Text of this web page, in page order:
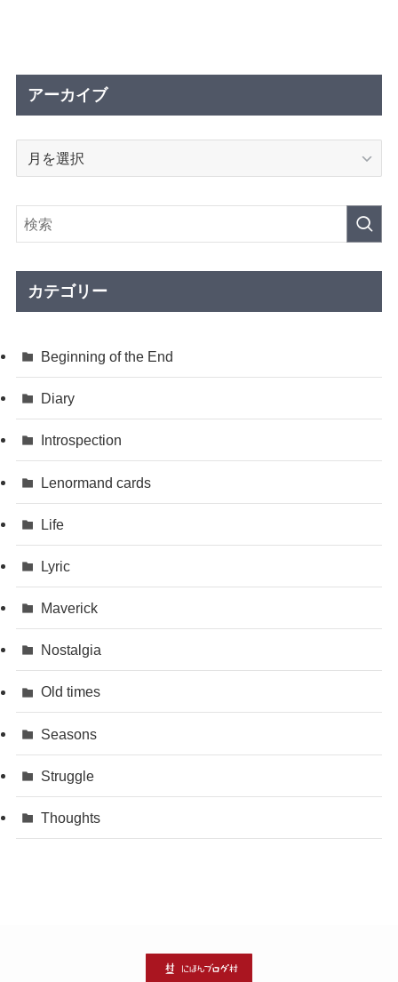
アーカイブ
イ
ブ
カテゴリー
Beginning of the End
Diary
Introspection
Lenormand cards
Life
Lyric
Maverick
Nostalgia
Old times
Seasons
Struggle
Thoughts